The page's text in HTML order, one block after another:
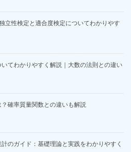
立性検定と適合度検定についてわかりやす
てわかりやすく解説｜大数の法則との違い
確率質量関数との違いも解説
のガイド：基礎理論と実践をわかりやすく